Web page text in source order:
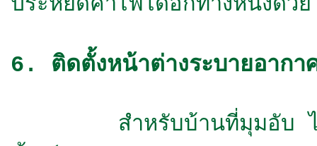
6. ติดตั้งหน้าต่างระบายอากา
สำหรับบ้านที่มุมอับ ไม่สาม